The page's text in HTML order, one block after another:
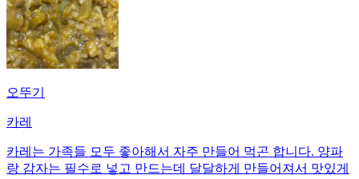
오뚜기
카레
카레는 가족들 모두 좋아해서 자주 만들어 먹곤 합니다. 양파
랑 감자는 필수로 넣고 만드는데 달달하게 만들어져서 맛있게